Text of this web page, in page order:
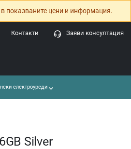
показваните цени и информация.
Заяви консултация
Контакти
електроуреди
Silver